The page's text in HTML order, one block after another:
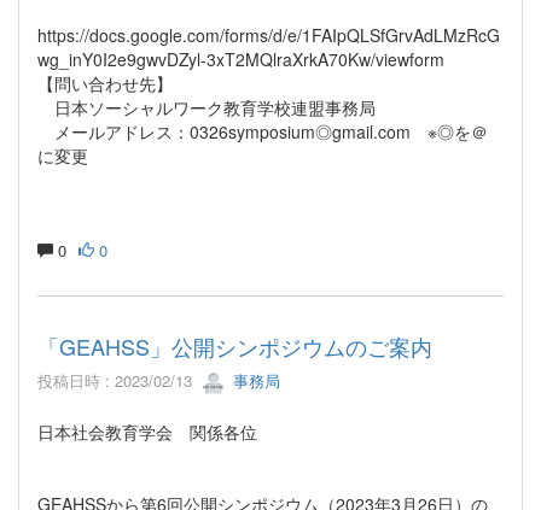
https://docs.google.com/forms/d/e/1FAIpQLSfGrvAdLMzRcG
wg_inY0I2e9gwvDZyl-3xT2MQlraXrkA70Kw/viewform
【問い合わせ先】
日本ソーシャルワーク教育学校連盟事務局
メールアドレス：0326symposium◎gmail.com ※◎を＠
に変更
0 0
「GEAHSS」公開シンポジウムのご案内
投稿日時 : 2023/02/13 事務局
日本社会教育学会 関係各位
GEAHSSから第6回公開シンポジウム（2023年3月26日）の